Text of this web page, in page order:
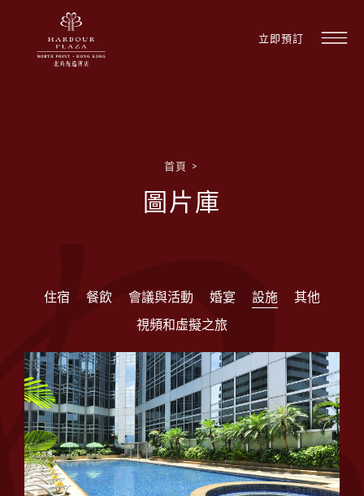
立即預訂
1
1 0
首頁 >
圖片庫
住宿 餐飲 會議與活動 婚宴 設施
其他
視頻和虛擬之旅